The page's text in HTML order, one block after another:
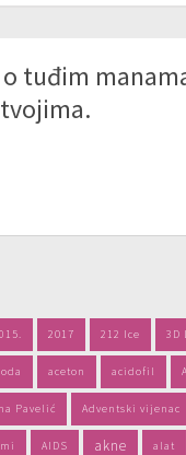
tuđim
2017 212 Ice 3D
aceton acidofil
Pavelić Adventski vijenac
AIDS akne alat